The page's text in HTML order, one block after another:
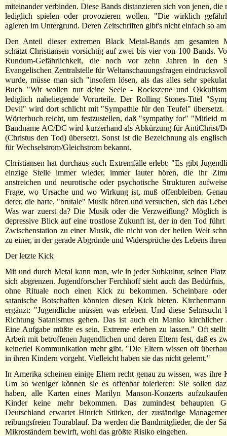
miteinander verbinden. Diese Bands distanzieren sich von jenen,
lediglich spielen oder provozieren wollen. "Die wirklich
agieren im Untergrund. Deren Zeitschriften gibt's nicht einfach so
Den Anteil dieser extremen Black Metal-Bands am gesamten
schätzt Christiansen vorsichtig auf zwei bis vier von 100 Bands.
Rundum-Gefährlichkeit, die noch vor zehn Jahren in den
Evangelischen Zentralstelle für Weltanschauungsfragen
wurde, müsse man sich "insofern lösen, als das alles sehr
Buch "Wir wollen nur deine Seele - Rockszene und
lediglich naheliegende Vorurteile. Der Rolling Stones-Titel
Devil" wird dort schlicht mit "Sympathie für den Teufel"
Wörterbuch reicht, um festzustellen, daß "sympathy for" "Mitleid
Bandname AC/DC wird kurzerhand als Abkürzung für AntiChrist/
(Christus den Tod) übersetzt. Sonst ist die Bezeichnung als
für Wechselstrom/Gleichstrom bekannt.
Christiansen hat durchaus auch Extremfälle erlebt: "Es gibt
einzige Stelle immer wieder, immer lauter hören, die ihr
anstreichen und neurotische oder psychotische Strukturen
Frage, wo Ursache und wo Wirkung ist, muß offenbleiben.
derer, die harte, "brutale" Musik hören und versuchen, sich das
Was war zuerst da? Die Musik oder die Verzweiflung? Möglich
depressive Blick auf eine trostlose Zukunft ist, der in den Tod
Zwischenstation zu einer Musik, die nicht von der heilen Welt
zu einer, in der gerade Abgründe und Widersprüche des Lebens
Der letzte Kick
Mit und durch Metal kann man, wie in jeder Subkultur, seinen
sich abgrenzen. Jugendforscher Ferchhoff sieht auch das
ohne Rituale noch einen Kick zu bekommen. Scheinbare oder
satanische Botschaften könnten diesen Kick bieten.
ergänzt: "Jugendliche müssen was erleben. Und diese Sehnsucht
Richtung Satanismus gehen. Das ist auch ein Manko kirchlicher
Eine Aufgabe müßte es sein, Extreme erleben zu lassen." Oft
Arbeit mit betroffenen Jugendlichen und deren Eltern fest, daß es
keinerlei Kommunikation mehr gibt. "Die Eltern wissen oft
in ihren Kindern vorgeht. Vielleicht haben sie das nicht gelernt."
In Amerika scheinen einige Eltern recht genau zu wissen, was ihre
Um so weniger können sie es offenbar tolerieren: Sie sollen
haben, alle Karten eines Marilyn Manson-Konzerts
Kinder keine mehr bekommen. Das zumindest behaupten
Deutschland erwartet Hinrich Stürken, der zuständige
reibungsfreien Tourablauf. Da werden die Bandmitglieder, die der
Mikroständern bewirft, wohl das größte Risiko eingehen.